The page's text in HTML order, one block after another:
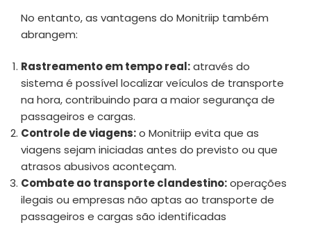
No entanto, as vantagens do Monitriip também
abrangem:
Rastreamento em tempo real:através do
sistema é possível localizar veículos de transporte
na hora, contribuindo para a maior segurança de
passageiros e cargas.
Controle de viagens:o Monitriip evita que as
viagens sejam iniciadas antes do previsto ou que
atrasos abusivos aconteçam.
Combate ao transporte clandestino:operações
ilegais ou empresas não aptas ao transporte de
passageiros e cargas são identificadas